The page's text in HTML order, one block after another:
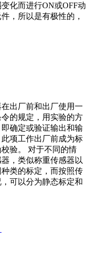
化而进行ON或OFF动
，所以是有极性的，
出厂前和出厂使用一
的规定，用实验的方
确定或验证输出和输
项工作出厂前成为标
验。 对于不同的情
，类似称重传感器以
类的标定，而按照传
可以分为静态标定和